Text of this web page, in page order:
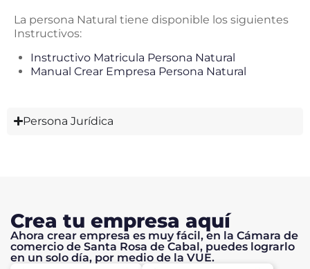
La persona Natural tiene disponible los siguientes
Instructivos:
Instructivo Matricula Persona Natural
Manual Crear Empresa Persona Natural
Persona Jurídica
Crea tu empresa aquí
Ahora crear empresa es muy fácil, en la Cámara de
comercio de Santa Rosa de Cabal, puedes lograrlo
en un solo día, por medio de la VUE.